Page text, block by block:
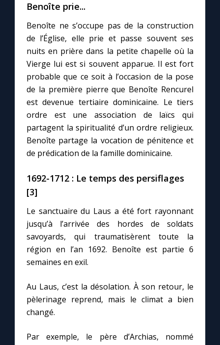
Benoîte prie...
Benoîte ne s’occupe pas de la construction
de l’Église, elle prie et passe souvent ses
nuits en prière dans la petite chapelle où la
Vierge lui est si souvent apparue. Il est fort
probable que ce soit à l’occasion de la pose
de la première pierre que Benoîte Rencurel
est devenue tertiaire dominicaine. Le tiers
ordre est une association de laïcs qui
partagent la spiritualité d’un ordre religieux.
Benoîte partage la vocation de pénitence et
de prédication de la famille dominicaine.
1692-1712 : Le temps des persiflages
[3]
Le sanctuaire du Laus a été fort rayonnant
jusqu’à l’arrivée des hordes de soldats
savoyards, qui traumatisèrent toute la
région en l’an 1692. Benoîte est partie 6
semaines en exil.
Au Laus, c’est la désolation. À son retour, le
pèlerinage reprend, mais le climat a bien
changé.
Par exemple, le père d’Archias, nommé